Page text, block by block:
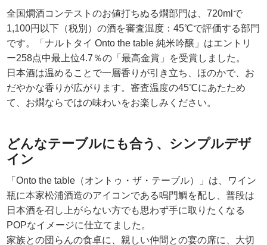
全国燗酒コンテストのお値打ちぬる燗部門は、720mlで
1,100円以下（税別）の酒を審査温度：45℃で評価する部門
です。「ナルトタイ Onto the table 純米吟醸」はエントリ
ー258点中最上位4.7％の「最高金賞」を受賞しました。
日本酒は温めることで一層香りが引き立ち、ほのかで、お
だやかな香りが広がります。審査温度の45℃にあたため
て、お燗ならではの味わいをお楽しみください。
どんなテーブルにも合う、シンプルデザ
イン
「Onto the table（オントゥ・ザ・テーブル）」は、ワイン
瓶に本家松浦酒造のアイコンである鳴門鯛を配し、普段は
日本酒を召し上がらない方でも思わず手に取りたくなる
POPなイメージに仕立てました。
家族との団らんの食卓に、親しい仲間との宴の席に、大切